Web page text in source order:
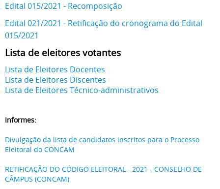
Edital 015/2021 - Recomposição
Edital 021/2021 - Retificação do cronograma do Edital
015/2021
Lista de eleitores votantes
Lista de Eleitores Docentes
Lista de Eleitores Discentes
Lista de Eleitores Técnico-administrativos
Informes:
Divulgação da lista de candidatos inscritos para o Processo
Eleitoral do CONCAM
RETIFICAÇÃO DO CÓDIGO ELEITORAL - 2021 - CONSELHO DE
CÂMPUS (CONCAM)